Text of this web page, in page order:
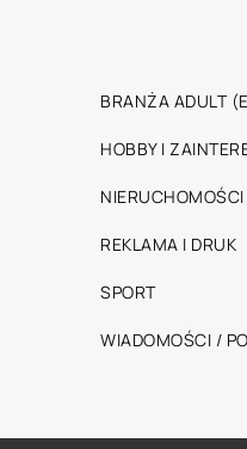
BRANŻA ADULT
HOBBY I
NIERUCHOMOŚCI
REKLAMA I DRUK
SPORT
WIADOMOŚCI /